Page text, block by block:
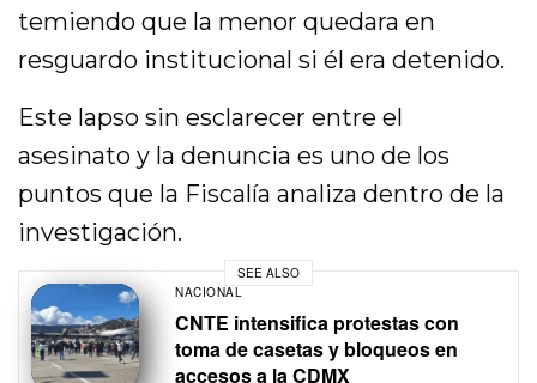
temiendo que la menor quedara en
resguardo institucional si él era detenido.
Este lapso sin esclarecer entre el
asesinato y la denuncia es uno de los
puntos que la Fiscalía analiza dentro de la
investigación.
SEE ALSO
NACIONAL
CNTE intensifica protestas con
toma de casetas y bloqueos en
accesos a la CDMX